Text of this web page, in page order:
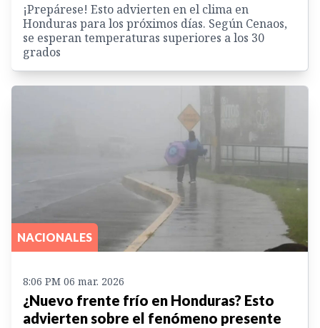
¡Prepárese! Esto advierten en el clima en
Honduras para los próximos días. Según Cenaos,
se esperan temperaturas superiores a los 30
grados
NACIONALES
8:06 PM 06 mar. 2026
¿Nuevo frente frío en Honduras? Esto
advierten sobre el fenómeno presente